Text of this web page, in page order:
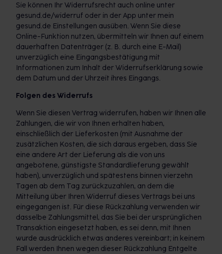
Sie können Ihr Widerrufsrecht auch online unter
gesund.de/widerruf oder in der App unter mein
gesund.de Einstellungen ausüben. Wenn Sie diese
Online-Funktion nutzen, übermitteln wir Ihnen auf einem
dauerhaften Datenträger (z. B. durch eine E-Mail)
unverzüglich eine Eingangsbestätigung mit
Informationen zum Inhalt der Widerrufserklärung sowie
dem Datum und der Uhrzeit ihres Eingangs.
Folgen des Widerrufs
Wenn Sie diesen Vertrag widerrufen, haben wir Ihnen alle
Zahlungen, die wir von Ihnen erhalten haben,
einschließlich der Lieferkosten (mit Ausnahme der
zusätzlichen Kosten, die sich daraus ergeben, dass Sie
eine andere Art der Lieferung als die von uns
angebotene, günstigste Standardlieferung gewählt
haben), unverzüglich und spätestens binnen vierzehn
Tagen ab dem Tag zurückzuzahlen, an dem die
Mitteilung über Ihren Widerruf dieses Vertrags bei uns
eingegangen ist. Für diese Rückzahlung verwenden wir
dasselbe Zahlungsmittel, das Sie bei der ursprünglichen
Transaktion eingesetzt haben, es sei denn, mit Ihnen
wurde ausdrücklich etwas anderes vereinbart; in keinem
Fall werden Ihnen wegen dieser Rückzahlung Entgelte